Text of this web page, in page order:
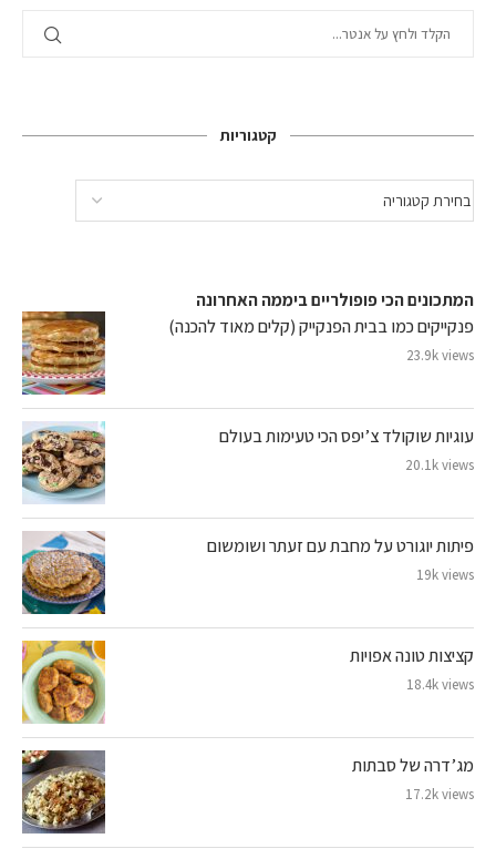
קטגוריות
המתכונים הכי פופולריים ביממה האחרונה
פנקייקים כמו בבית הפנקייק (קלים מאוד להכנה)
23.9k views
עוגיות שוקולד צ’יפס הכי טעימות בעולם
20.1k views
פיתות יוגורט על מחבת עם זעתר ושומשום
19k views
קציצות טונה אפויות
18.4k views
מג’דרה של סבתות
17.2k views